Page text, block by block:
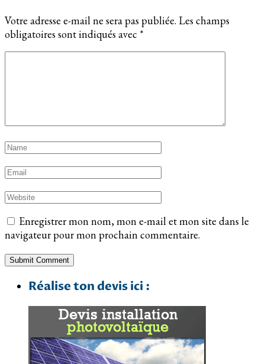
Votre adresse e-mail ne sera pas publiée. Les champs
obligatoires sont indiqués avec *
Enregistrer mon nom, mon e-mail et mon site dans le
navigateur pour mon prochain commentaire.
Réalise ton devis ici :